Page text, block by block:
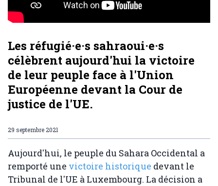
Les réfugié·e·s sahraoui·e·s
célèbrent aujourd'hui la victoire
de leur peuple face à l'Union
Européenne devant la Cour de
justice de l'UE.
29 septembre 2021
Aujourd'hui, le peuple du Sahara Occidental a
remporté une victoire historique devant le
Tribunal de l'UE à Luxembourg. La décision a